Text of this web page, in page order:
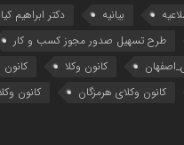
بیانیه دکتر ابراهیم
طرح تسهیل صدور مجوز کسب و کار
کانون وکلا
کانون وکلای هرمزگان کانون